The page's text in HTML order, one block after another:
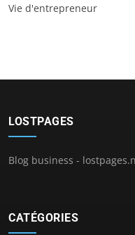
Vie d'entrepreneur
LOSTPAGES
Blog business -
CATÉGORIES